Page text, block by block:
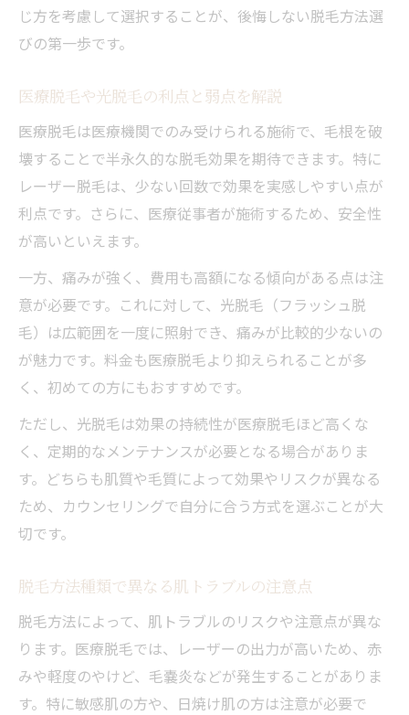
じ方を考慮して選択することが、後悔しない脱毛方法選
びの第一歩です。
医療脱毛や光脱毛の利点と弱点を解説
医療脱毛は医療機関でのみ受けられる施術で、毛根を破
壊することで半永久的な脱毛効果を期待できます。特に
レーザー脱毛は、少ない回数で効果を実感しやすい点が
利点です。さらに、医療従事者が施術するため、安全性
が高いといえます。
一方、痛みが強く、費用も高額になる傾向がある点は注
意が必要です。これに対して、光脱毛（フラッシュ脱
毛）は広範囲を一度に照射でき、痛みが比較的少ないの
が魅力です。料金も医療脱毛より抑えられることが多
く、初めての方にもおすすめです。
ただし、光脱毛は効果の持続性が医療脱毛ほど高くな
く、定期的なメンテナンスが必要となる場合がありま
す。どちらも肌質や毛質によって効果やリスクが異なる
ため、カウンセリングで自分に合う方式を選ぶことが大
切です。
脱毛方法種類で異なる肌トラブルの注意点
脱毛方法によって、肌トラブルのリスクや注意点が異な
ります。医療脱毛では、レーザーの出力が高いため、赤
みや軽度のやけど、毛嚢炎などが発生することがありま
す。特に敏感肌の方や、日焼け肌の方は注意が必要で